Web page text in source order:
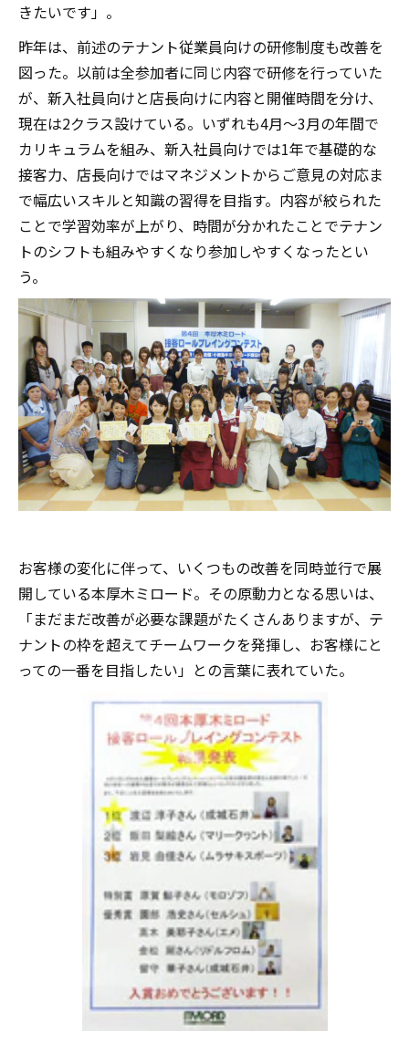
きたいです」。
昨年は、前述のテナント従業員向けの研修制度も改善を
図った。以前は全参加者に同じ内容で研修を行っていた
が、新入社員向けと店長向けに内容と開催時間を分け、
現在は2クラス設けている。いずれも4月～3月の年間で
カリキュラムを組み、新入社員向けでは1年で基礎的な
接客力、店長向けではマネジメントからご意見の対応ま
で幅広いスキルと知識の習得を目指す。内容が絞られた
ことで学習効率が上がり、時間が分かれたことでテナン
トのシフトも組みやすくなり参加しやすくなったとい
う。
お客様の変化に伴って、いくつもの改善を同時並行で展
開している本厚木ミロード。その原動力となる思いは、
「まだまだ改善が必要な課題がたくさんありますが、テ
ナントの枠を超えてチームワークを発揮し、お客様にと
っての一番を目指したい」との言葉に表れていた。